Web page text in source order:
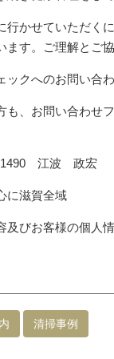
かせていただく
す。ご理解とご
クへのお問い合
も、お問い合わせ
1490 江波 政宏
に滋賀全域
及びお客様の個人
清掃事例